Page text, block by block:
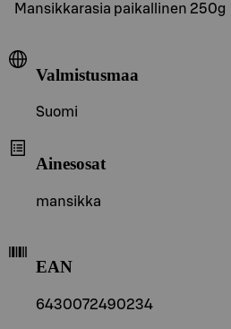
Mansikkarasia paikallinen 250g
Valmistusmaa
Suomi
Ainesosat
mansikka
EAN
6430072490234